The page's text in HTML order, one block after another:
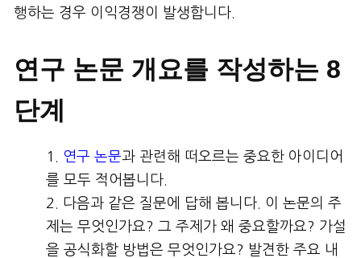
행하는 경우 이익경쟁이 발생합니다.
연구 논문 개요를 작성하는 8
단계
연구 논문과 관련해 떠오르는 중요한 아이디어
를 모두 적어봅니다.
다음과 같은 질문에 답해 봅니다. 이 논문의 주
제는 무엇인가요? 그 주제가 왜 중요할까요? 가설
을 공식화할 방법은 무엇인가요? 발견한 주요 내